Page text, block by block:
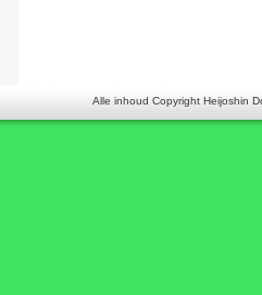
Alle inhoud Copyright Heijoshin